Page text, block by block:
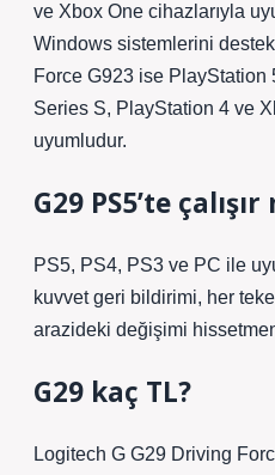
ve Xbox One cihazlarıyla
Windows sistemlerini
Force G923 ise PlayStation
Series S, PlayStation 4 ve
uyumludur.
G29 PS5’te çalışır
PS5, PS4, PS3 ve PC ile
kuvvet geri bildirimi, her
arazideki değişimi
G29 kaç TL?
Logitech G G29 Driving